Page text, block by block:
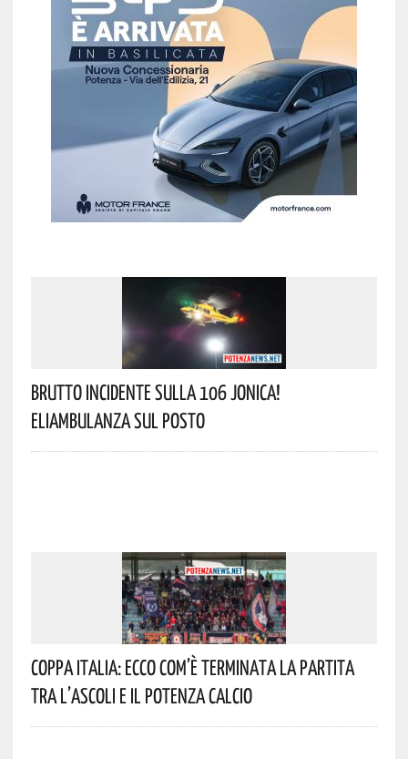
Brutto Incidente Sulla 106 Jonica!
Eliambulanza Sul Posto
Coppa Italia: Ecco Com’è Terminata La Partita
Tra L’Ascoli E Il Potenza Calcio